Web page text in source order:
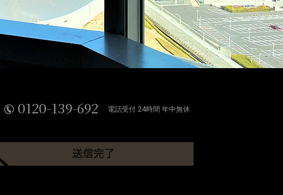
0120-139-692 電話受付 24時間 年中無休